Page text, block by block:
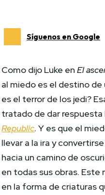
Síguenos en Google
Como dijo Luke enEl
al miedo es el destino de
es el terror de los jedi?
tratado de dar respuesta
Republic. Y es que el
llevar a la ira y
hacia un camino de
en todas sus obras.
en la forma de criaturas